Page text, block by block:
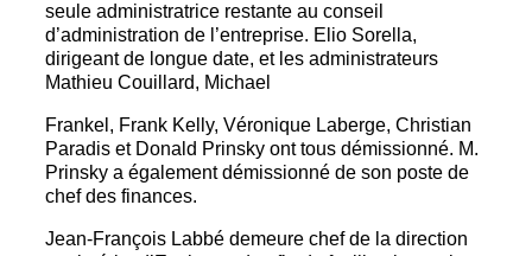
seule administratrice restante au conseil
d’administration de l’entreprise. Elio Sorella,
dirigeant de longue date, et les administrateurs
Mathieu Couillard, Michael
Frankel, Frank Kelly, Véronique Laberge, Christian
Paradis et Donald Prinsky ont tous démissionné. M.
Prinsky a également démissionné de son poste de
chef des finances.
Jean-François Labbé demeure chef de la direction